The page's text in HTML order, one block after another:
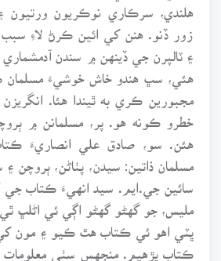
هلندي، سرڪاري نوڪريون ورتيون
زور ڏنو. هنن کي ائين ڪرڻ لاءِ
۽ ٽالپرن جي ڏينهن ۾ سندن
هئي، سڀ هندو خاش خوشيءَ مسلمان
مجبورين ڪري به ٿيندا هئا.
خطرو ڪونه هو. پر، مسلمانن ۾
هئن. سو، صادق علي انصاريءَ
مسلمان ذاتين: سيدن، پٺاڻن، ٻروچن ۽
سائين جي.ايم. سيد انهيءَ ڪتاب جي
مليس، جو گهڻو گهڻو اڳي ئي اڻلڀ
ڀٽي اهو ئي ڪتاب هٿ ڪيو ۽ مون کي
ڪتاب پڙهيم. منجهس سٺي معلومات